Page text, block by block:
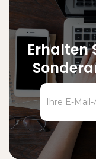
Erhalten